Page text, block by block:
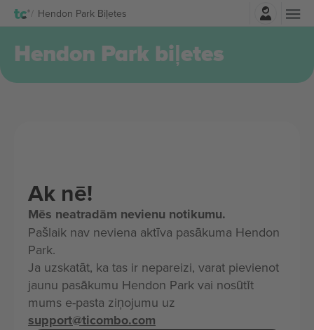
Hendon Park Biļetes
Hendon Park biļetes
Ak nē!
Mēs neatradām nevienu notikumu.
Pašlaik nav neviena aktīva pasākuma Hendon
Park.
Ja uzskatāt, ka tas ir nepareizi, varat pievienot
jaunu pasākumu Hendon Park vai nosūtīt
mums e-pasta ziņojumu uz
support@ticombo.com